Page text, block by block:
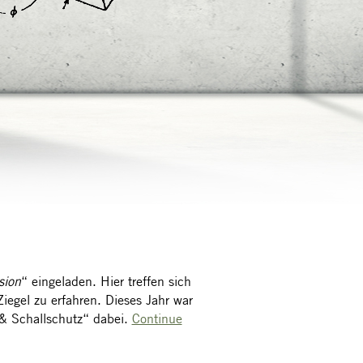
“ eingeladen. Hier treffen sich
zu erfahren. Dieses Jahr war
Schallschutz“ dabei. Continue